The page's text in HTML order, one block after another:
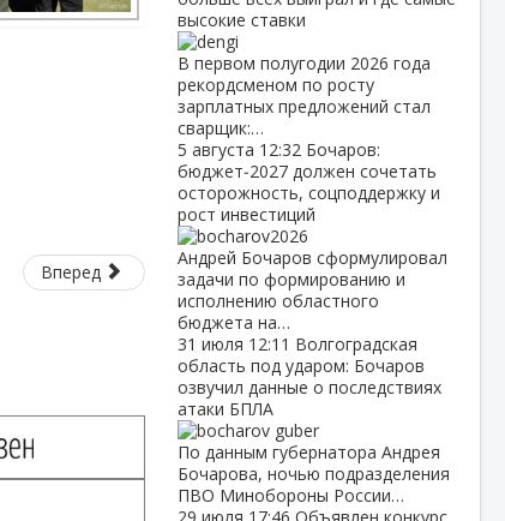
Вперед
высокие ставки
В первом полугодии 2026 года
рекордсменом по росту
зарплатных предложений стал
сварщик:…
5 августа 12:32 Бочаров:
бюджет‑2027 должен сочетать
осторожность, соцподдержку и
рост инвестиций
Андрей Бочаров сформулировал
задачи по формированию и
исполнению областного
бюджета на…
31 июля 12:11 Волгоградская
область под ударом: Бочаров
озвучил данные о последствиях
атаки БПЛА
По данным губернатора Андрея
Бочарова, ночью подразделения
ПВО Минобороны России…